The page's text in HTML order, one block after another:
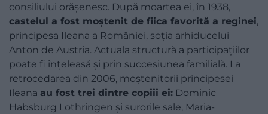
consiliului orășenesc. După moartea ei, în 1938,
castelul a fost moștenit de fiica favorită a reginei,
principesa Ileana a României, soția arhiducelui
Anton de Austria. Actuala structură a participațiilor
poate fi înțeleasă și prin succesiunea familială. La
retrocedarea din 2006, moștenitorii principesei
Ileana au fost trei dintre copiii ei: Dominic
Habsburg Lothringen și surorile sale, Maria-